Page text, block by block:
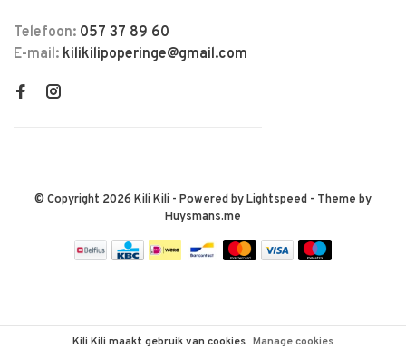
Telefoon: 057 37 89 60
E-mail: kilikilipoperinge@gmail.com
© Copyright 2026 Kili Kili - Powered byLightspeed - Theme by
Huysmans.me
Kili Kili maakt gebruik van cookies Manage cookies